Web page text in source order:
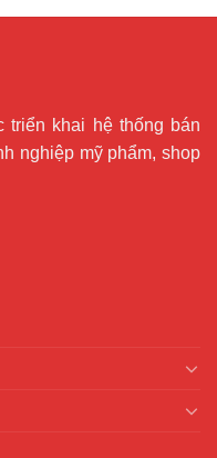
khai hệ thống bán
nghiệp mỹ phẩm, shop